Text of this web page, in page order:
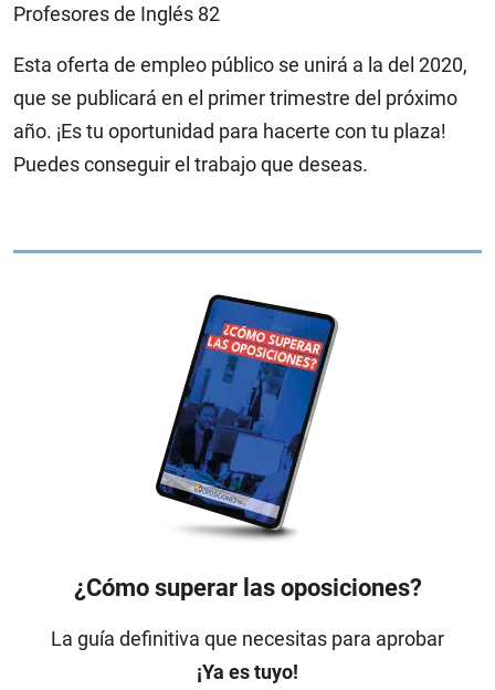
Profesores de Inglés 82
Esta oferta de empleo público se unirá a la del 2020,
que se publicará en el primer trimestre del próximo
año. ¡Es tu oportunidad para hacerte con tu plaza!
Puedes conseguir el trabajo que deseas.
¿Cómo superar las oposiciones?
La guía definitiva que necesitas para aprobar
¡Ya es tuyo!